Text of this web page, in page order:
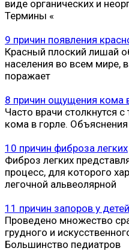
виде органических и
Термины «
9 причин появления
Красный плоский лишай
населения во всем мире,
поражает
8 причин ощущения кома
Часто врачи столкнутся
кома в горле.
10 причин фиброза легких
Фиброз легких
процесс, для которого
легочной альвеолярной
11 причин запоров у
Проведено множество
грудного и
Большинство педиатров